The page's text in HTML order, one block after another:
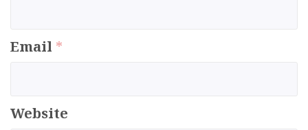
Email *
Website